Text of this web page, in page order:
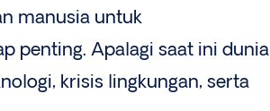
manusia untuk
penting. Apalagi saat ini dunia
krisis lingkungan, serta